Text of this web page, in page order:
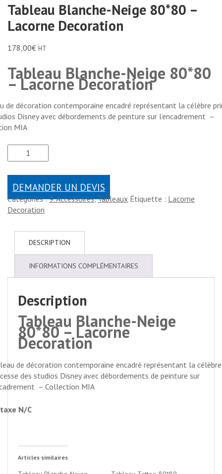
Tableau Blanche-Neige 80*80 –
Lacorne Decoration
178,00€ HT
Tableau Blanche-Neige 80*80
– Lacorne Decoration
de décoration contemporaine encadré représentant la célèbre
Disney avec débordements de peinture sur l’encadrement –
MIA
DEMANDER UN DEVIS
Catégories :9. Accessoires,Tableaux Étiquette : Lacorne
Decoration
DESCRIPTION
INFORMATIONS COMPLÉMENTAIRES
Description
Tableau Blanche-Neige
80*80 – Lacorne
Decoration
de décoration contemporaine encadré représentant la célèbre
des studios Disney avec débordements de peinture sur
– Collection MIA
N/C
Articles similaires